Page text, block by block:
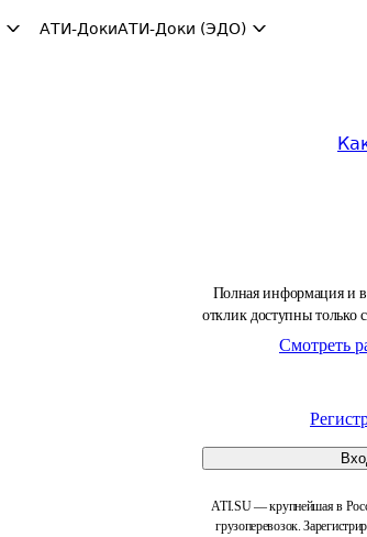
АТИ-ДокиАТИ-Доки (ЭДО)
Полная информация и
отклик доступны только
Смотреть
ATI.SU — крупнейшая в
грузоперевозок.